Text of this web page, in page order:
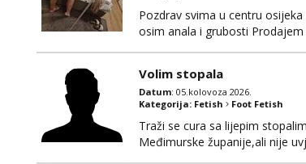
Pozdrav svima u centru
osim anala i grubosti
Volim stopala
Datum: 05.kolovoza 2026.
Kategorija: Fetish Foot Fetish
Traži se cura sa lijepim
Međimurske županije,ali nije